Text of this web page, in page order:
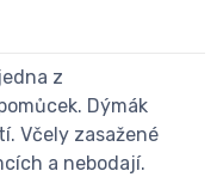
z
Dýmák
Včely zasažené
a nebodají.